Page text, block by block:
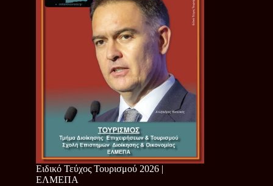
Ειδικό Τεύχος Τουρισμού 2026 |
ΕΛΜΕΠΑ